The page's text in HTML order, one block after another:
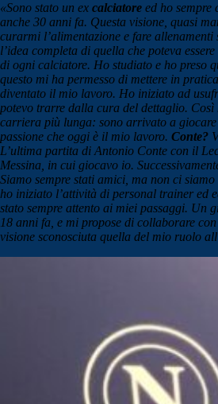
«Sono stato un ex calciatore ed ho sempre
anche 30 anni fa. Questa visione, quasi
curarmi l’alimentazione e fare
l’idea completa di quella che poteva
di ogni calciatore. Ho studiato e ho preso
questo mi ha permesso di mettere in
diventato il mio lavoro. Ho iniziato ad
potevo trarre dalla cura del dettaglio. Così
carriera più lunga: sono arrivato a
passione che oggi è il mio lavoro. Conte?
L’ultima partita di Antonio Conte con il
Messina, in cui giocavo io.
Siamo sempre stati amici, ma non ci
ho iniziato l’attività di personal trainer ed
stato sempre attento ai miei passaggi. Un
18 anni fa, e mi propose di collaborare
visione sconosciuta quella del mio ruolo